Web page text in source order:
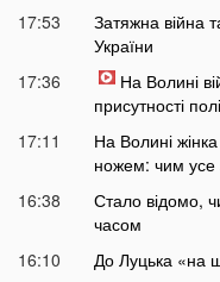
17:53
Затяжна війна
України
17:36
На Волині
присутності
17:11
На Волині
ножем: чим усе
16:38
Стало відомо,
часом
16:10
До Луцька «на